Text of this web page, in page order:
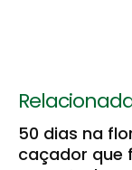
50 dias na
caçador que